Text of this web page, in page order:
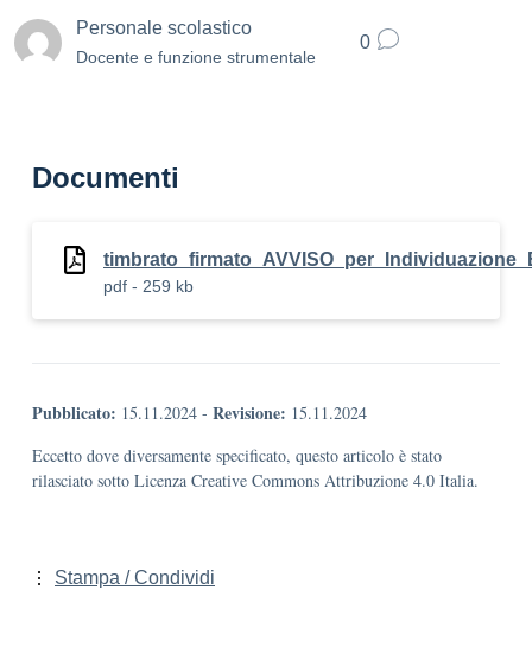
Personale scolastico
Docente e funzione strumentale
0
Documenti
pdf - 259 kb
Pubblicato: 15.11.2024 - Revisione: 15.11.2024
Eccetto dove diversamente specificato, questo articolo è stato
rilasciato sotto Licenza Creative Commons Attribuzione 4.0 Italia.
Stampa / Condividi